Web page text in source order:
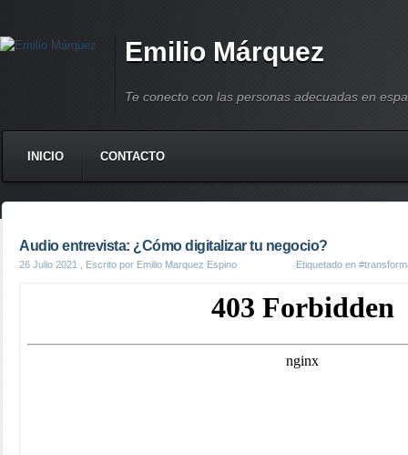
Emilio Márquez
Te conecto con las personas adecuadas en
INICIO CONTACTO
Audio entrevista: ¿Cómo digitalizar tu negocio?
26 Julio 2021 , Escrito por Emilio Marquez Espino Etiquetado en